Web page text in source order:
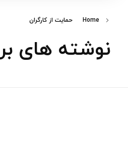
Home حمایت از کارگران
نوشته های